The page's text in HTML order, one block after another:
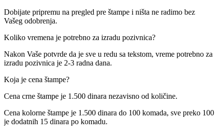
Dobijate pripremu na pregled pre štampe i ništa ne radimo bez
Vašeg odobrenja.
Koliko vremena je potrebno za izradu pozivnica?
Nakon Vaše potvrde da je sve u redu sa tekstom, vreme potrebno za
izradu pozivnica je 2-3 radna dana.
Koja je cena štampe?
Cena crne štampe je 1.500 dinara nezavisno od količine.
Cena kolorne štampe je 1.500 dinara do 100 komada, sve preko 100
je dodatnih 15 dinara po komadu.